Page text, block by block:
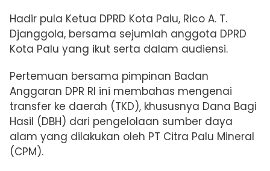
Hadir pula Ketua DPRD Kota Palu, Rico A. T.
Djanggola, bersama sejumlah anggota DPRD
Kota Palu yang ikut serta dalam audiensi.
Pertemuan bersama pimpinan Badan
Anggaran DPR RI ini membahas mengenai
transfer ke daerah (TKD), khususnya Dana Bagi
Hasil (DBH) dari pengelolaan sumber daya
alam yang dilakukan oleh PT Citra Palu Mineral
(CPM).